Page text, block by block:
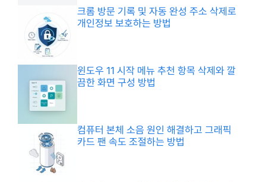
크롬 방문 기록 및 자동 완성 주소 삭제로
개인정보 보호하는 방법
윈도우 11 시작 메뉴 추천 항목 삭제와 깔
끔한 화면 구성 방법
컴퓨터 본체 소음 원인 해결하고 그래픽
카드 팬 속도 조절하는 방법